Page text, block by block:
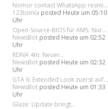
Nomor contact WhatsApp resmi...
123tomla posted Heute um 05:10
Uhr
Open-Source-BIOS für AM5: Nur...
NewsBot posted Heute um 02:52
Uhr
RDNA 4m: Neuer...
NewsBot posted Heute um 02:32
Uhr
GTA 6: Extended Look zuerst auf...
NewsBot posted Heute um 01:33
Uhr
Glaze: Update bringt...